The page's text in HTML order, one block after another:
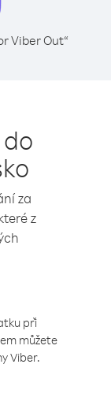
Viber Out“
za
z
při
můžete
Viber.